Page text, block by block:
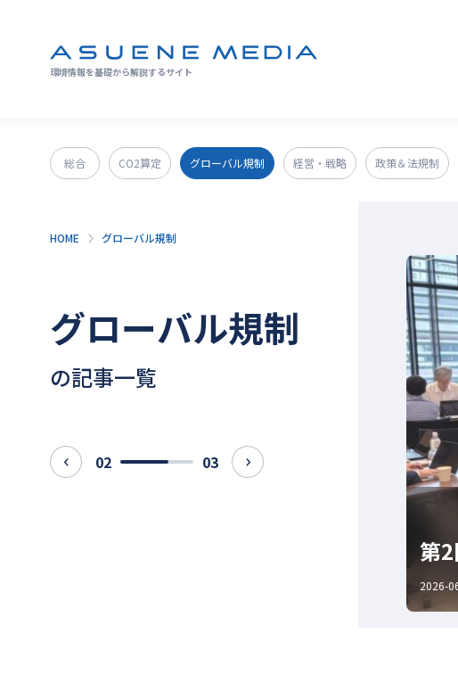
環境情報を基礎から解説するサイト
総合 CO2算定 グローバル規制 経営・戦略 政策＆法規制
HOME グローバル規制
グローバル規制
の記事一覧
prev 02 03 next
2026-
第